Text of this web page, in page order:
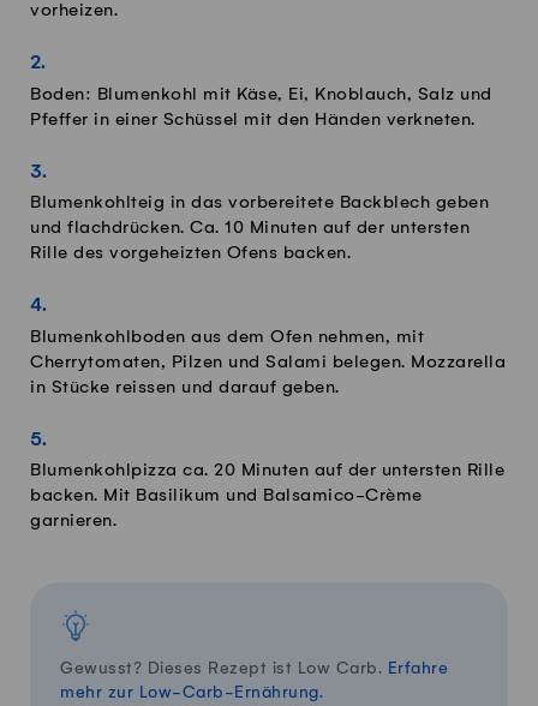
vorheizen.
Boden: Blumenkohl mit Käse, Ei, Knoblauch, Salz und
Pfeffer in einer Schüssel mit den Händen verkneten.
Blumenkohlteig in das vorbereitete Backblech geben
und flachdrücken. Ca. 10 Minuten auf der untersten
Rille des vorgeheizten Ofens backen.
Blumenkohlboden aus dem Ofen nehmen, mit
Cherrytomaten, Pilzen und Salami belegen. Mozzarella
in Stücke reissen und darauf geben.
Blumenkohlpizza ca. 20 Minuten auf der untersten Rille
backen. Mit Basilikum und Balsamico-Crème
garnieren.
Gewusst? Dieses Rezept ist Low Carb. Erfahre
mehr zur Low-Carb-Ernährung.